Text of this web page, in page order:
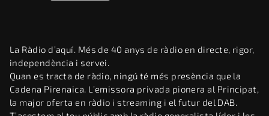
La Ràdio d’aquí. Més de 40 anys de ràdio en directe, rigor,
independència i servei.
Quan es tracta de ràdio, ningú té més presència que la
Cadena Pirenaica. L’emissora privada pionera al Principat,
la major oferta en ràdio i streaming i el futur del DAB.